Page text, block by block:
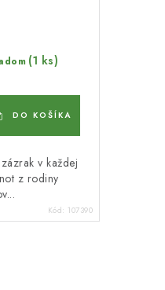
(1 ks)
DO KOŠÍKA
v každej
z rodiny
Kód: 107390